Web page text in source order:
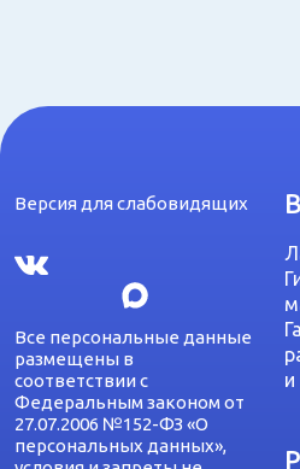
Версия для слабовидящих
Все персональные данные
размещены в
соответствии с
Федеральным законом от
27.07.2006 №152-ФЗ «О
персональных данных»,
и